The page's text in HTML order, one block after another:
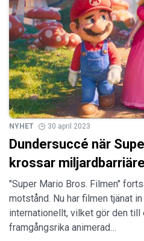
NYHET 30 april 2023
Dundersuccé när
krossar
"Super Mario Bros. Filmen"
motstånd. Nu har filmen tjänat
internationellt, vilket gör den till
framgångsrika animerad…